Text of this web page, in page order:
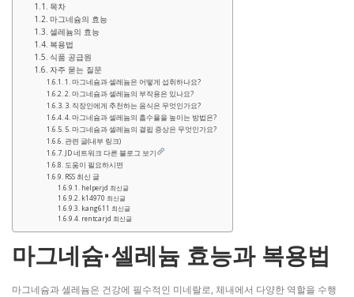
목차
마그네슘의 효능
셀레늄의 효능
복용법
식품 공급원
자주 묻는 질문
1. 마그네슘과 셀레늄은 어떻게 섭취하나요?
2. 마그네슘과 셀레늄의 부작용은 있나요?
3. 직장인에게 추천하는 음식은 무엇인가요?
4. 마그네슘과 셀레늄의 흡수율을 높이는 방법은?
5. 마그네슘과 셀레늄의 결핍 증상은 무엇인가요?
관련 글(내부 링크)
JD 네트워크 다른 블로그 보기
도움이 필요하시면
RSS 최신 글
helperjd 최신글
k14970 최신글
kang611 최신글
rentcarjd 최신글
마그네슘·셀레늄 효능과 복용법
마그네슘과 셀레늄은 건강에 필수적인 미네랄로, 체내에서 다양한 역할을 수행